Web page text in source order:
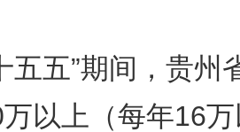
五”期间，贵州
以上（每年16